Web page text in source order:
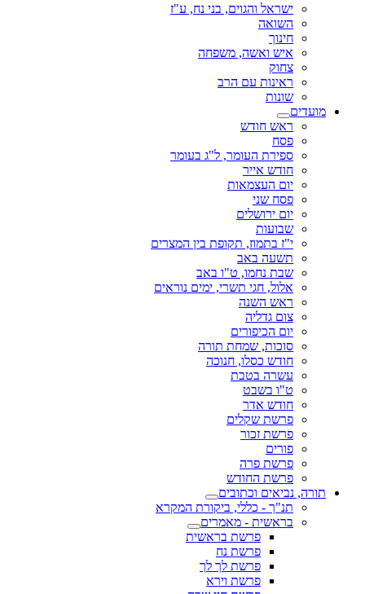
ישראל והגוים, בני נח, ע"ז
השואה
חינוך
איש ואשה, משפחה
צחוק
ראינות עם הרב
שונות
מועדים
ראש חודש
פסח
ספירת העומר, ל"ג בעומר
חודש אייר
יום העצמאות
פסח שני
יום ירושלים
שבועות
י"ז בתמוז, תקופת בין המצרים
תשעה באב
שבת נחמו, ט"ו באב
אלול, חגי תשרי, ימים נוראים
ראש השנה
צום גדליה
יום הכיפורים
סוכות, שמחת תורה
חודש כסלו, חנוכה
עשרה בטבת
ט"ו בשבט
חודש אדר
פרשת שקלים
פרשת זכור
פורים
פרשת פרה
פרשת החודש
תורה, נביאים וכתובים
תנ"ך - כללי, ביקורת המקרא
בראשית - מאמרים
פרשת בראשית
פרשת נח
פרשת לך לך
פרשת וירא